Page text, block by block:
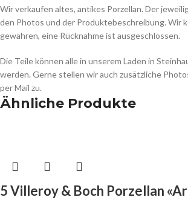
Wir verkaufen altes, antikes Porzellan. Der
den Photos und der Produktebeschreibung. Wir
gewähren, eine Rücknahme ist ausgeschlossen.
Die Teile können alle in unserem Laden in
werden. Gerne stellen wir auch zusätzliche
per Mail zu.
Ähnliche Produkte
5 Villeroy & Boch Porzellan